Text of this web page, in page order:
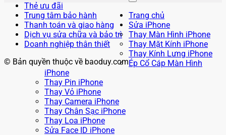
Thẻ ưu đãi
Trung tâm bảo hành
Thanh toán và giao hàng
Dịch vụ sửa chữa và bảo trì
Doanh nghiệp thân thiết
© Bản quyền thuộc về baoduy.com
Trang chủ
Sửa iPhone
Thay Màn Hình iPhone
Thay Mặt Kính iPhone
Thay Kính Lưng iPhone
Ép Cổ Cáp Màn Hình
iPhone
Thay Pin iPhone
Thay Vỏ iPhone
Thay Camera iPhone
Thay Chân Sạc iPhone
Thay Loa iPhone
Sửa Face ID iPhone